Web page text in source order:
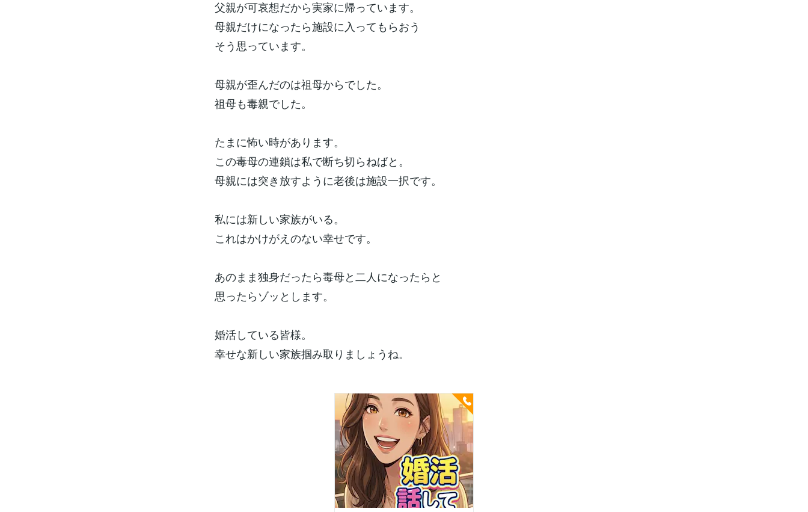
父親が可哀想だから実家に帰っています。
母親だけになったら施設に入ってもらおう
そう思っています。
母親が歪んだのは祖母からでした。
祖母も毒親でした。
たまに怖い時があります。
この毒母の連鎖は私で断ち切らねばと。
母親には突き放すように老後は施設一択です。
私には新しい家族がいる。
これはかけがえのない幸せです。
あのまま独身だったら毒母と二人になったらと
思ったらゾッとします。
婚活している皆様。
幸せな新しい家族掴み取りましょうね。